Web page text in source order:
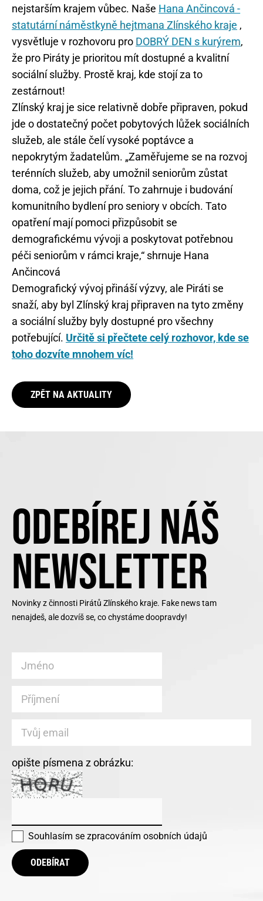
nejstarším krajem vůbec. Naše Hana Ančincová -
statutární náměstkyně hejtmana Zlínského kraje ,
vysvětluje v rozhovoru pro DOBRÝ DEN s kurýrem,
že pro Piráty je prioritou mít dostupné a kvalitní
sociální služby. Prostě kraj, kde stojí za to
zestárnout!
Zlínský kraj je sice relativně dobře připraven, pokud
jde o dostatečný počet pobytových lůžek sociálních
služeb, ale stále čelí vysoké poptávce a
nepokrytým žadatelům. „Zaměřujeme se na rozvoj
terénních služeb, aby umožnil seniorům zůstat
doma, což je jejich přání. To zahrnuje i budování
komunitního bydlení pro seniory v obcích. Tato
opatření mají pomoci přizpůsobit se
demografickému vývoji a poskytovat potřebnou
péči seniorům v rámci kraje,“ shrnuje Hana
Ančincová
Demografický vývoj přináší výzvy, ale Piráti se
snaží, aby byl Zlínský kraj připraven na tyto změny
a sociální služby byly dostupné pro všechny
potřebující. Určitě si přečtete celý rozhovor, kde se
toho dozvíte mnohem víc!
ZPĚT NA AKTUALITY
ODEBÍREJ NÁŠ
NEWSLETTER
Novinky z činnosti Pirátů Zlínského kraje. Fake news tam
nenajdeš, ale dozvíš se, co chystáme doopravdy!
opište písmena z obrázku:
Souhlasím se zpracováním osobních údajů
ODEBÍRAT